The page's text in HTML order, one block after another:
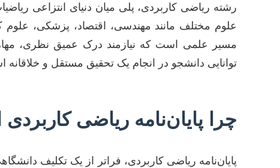
رشته ریاضی کاربردی، پلی میان دنیای انتزاعی
علوم مختلف مانند مهندسی، اقتصاد، پزشکی، علوم
مسیر علمی است که نیازمند درک عمیق نظری،
توانایی دانشجو در انجام یک تحقیق مستقل و
چرا پایان‌نامه ریاضی
پایان‌نامه ریاضی کاربردی، فراتر از یک تکلیف